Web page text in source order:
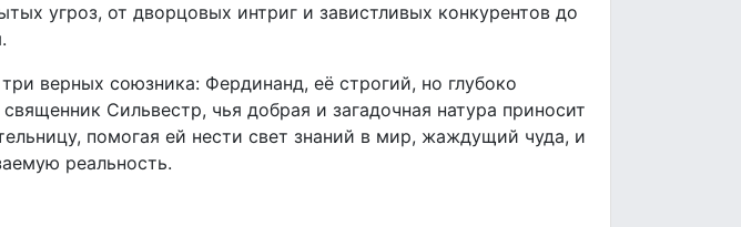
угроз, от дворцовых интриг и завистливых конкурентов до
верных союзника: Фердинанд, её строгий, но глубоко
Сильвестр, чья добрая и загадочная натура приносит
помогая ей нести свет знаний в мир, жаждущий чуда, и
реальность.